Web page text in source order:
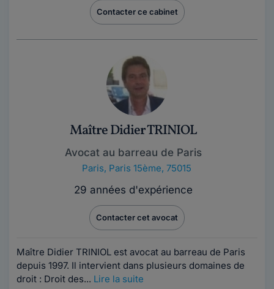
Contacter ce cabinet
Maître Didier TRINIOL
Avocat au barreau de Paris
Paris, Paris 15ème, 75015
29 années d'expérience
Contacter cet avocat
Maître Didier TRINIOL est avocat au barreau de Paris
depuis 1997. Il intervient dans plusieurs domaines de
droit : Droit des... Lire la suite